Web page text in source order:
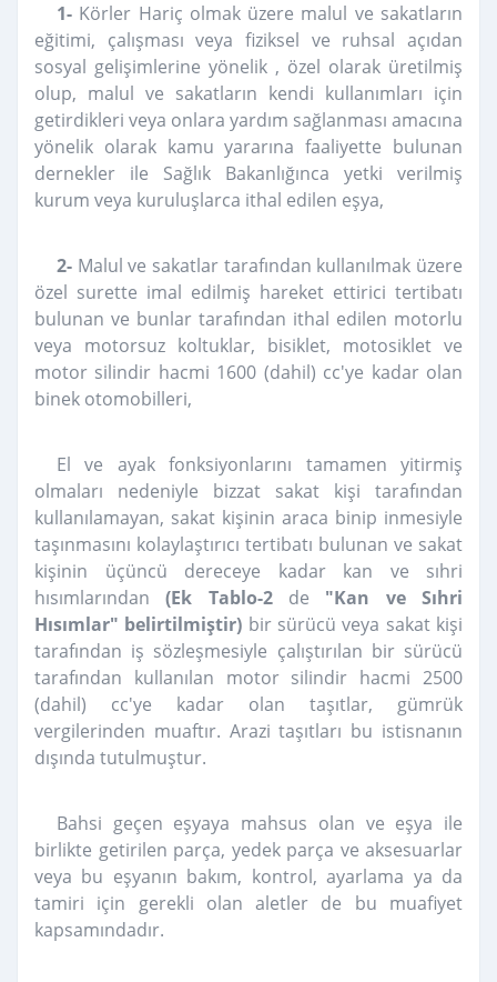
1- Körler Hariç olmak üzere malul ve sakatların
eğitimi, çalışması veya fiziksel ve ruhsal açıdan
sosyal gelişimlerine yönelik , özel olarak üretilmiş
olup, malul ve sakatların kendi kullanımları için
getirdikleri veya onlara yardım sağlanması amacına
yönelik olarak kamu yararına faaliyette bulunan
dernekler ile Sağlık Bakanlığınca yetki verilmiş
kurum veya kuruluşlarca ithal edilen eşya,
2- Malul ve sakatlar tarafından kullanılmak üzere
özel surette imal edilmiş hareket ettirici tertibatı
bulunan ve bunlar tarafından ithal edilen motorlu
veya motorsuz koltuklar, bisiklet, motosiklet ve
motor silindir hacmi 1600 (dahil) cc'ye kadar olan
binek otomobilleri,
El ve ayak fonksiyonlarını tamamen yitirmiş
olmaları nedeniyle bizzat sakat kişi tarafından
kullanılamayan, sakat kişinin araca binip inmesiyle
taşınmasını kolaylaştırıcı tertibatı bulunan ve sakat
kişinin üçüncü dereceye kadar kan ve sıhri
hısımlarından(Ek Tablo-2 de "Kan ve Sıhri
Hısımlar" belirtilmiştir) bir sürücü veya sakat kişi
tarafından iş sözleşmesiyle çalıştırılan bir sürücü
tarafından kullanılan motor silindir hacmi 2500
(dahil) cc'ye kadar olan taşıtlar, gümrük
vergilerinden muaftır. Arazi taşıtları bu istisnanın
dışında tutulmuştur.
Bahsi geçen eşyaya mahsus olan ve eşya ile
birlikte getirilen parça, yedek parça ve aksesuarlar
veya bu eşyanın bakım, kontrol, ayarlama ya da
tamiri için gerekli olan aletler de bu muafiyet
kapsamındadır.